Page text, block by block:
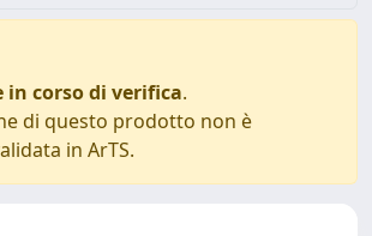
in corso di verifica.
di questo prodotto non è
in ArTS.